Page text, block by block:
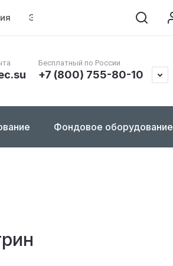
Энциклопедия по реставрации
Бесплатный по России
+7 (800) 755-80-10
Фондовое оборудование